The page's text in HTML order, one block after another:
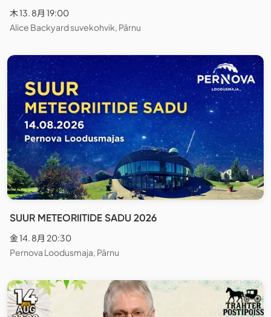
木 13. 8月 19:00
Alice Backyard suvekohvik, Pärnu
SUUR METEORIITIDE SADU 2026
金 14. 8月 20:30
Pernova Loodusmaja, Pärnu